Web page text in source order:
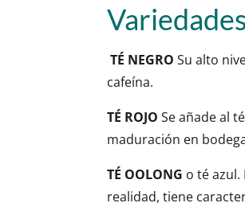
Variedades
TÉ NEGROSu alto
cafeína.
TÉ ROJOSe añade al
maduración en
TÉ OOLONG o té
realidad, tiene